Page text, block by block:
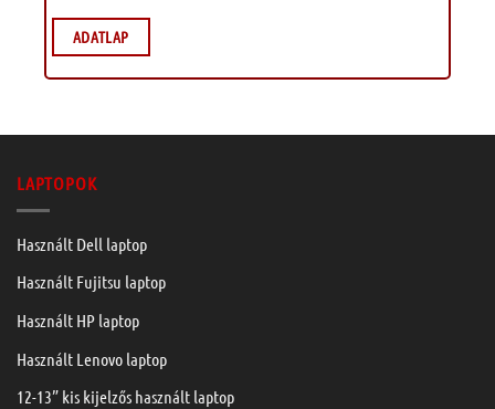
ADATLAP
LAPTOPOK
Használt Dell laptop
Használt Fujitsu laptop
Használt HP laptop
Használt Lenovo laptop
12-13” kis kijelzős használt laptop